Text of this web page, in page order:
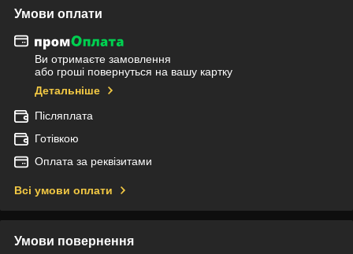
Умови оплати
Ви отримаєте замовлення
або гроші повернуться на вашу картку
Детальніше
Післяплата
Готівкою
Оплата за реквізитами
Всі умови оплати
Умови повернення